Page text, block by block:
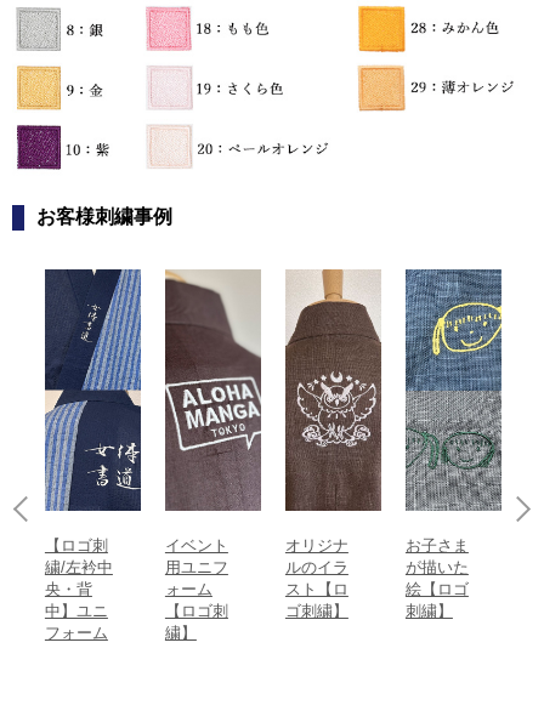
お客様刺繍事例
【ロゴ刺
繍/左衿中
央・背
中】ユニ
フォーム
イベント
用ユニフ
ォーム
【ロゴ刺
繍】
オリジナ
ルのイラ
スト【ロ
ゴ刺繍】
お子さま
が描いた
絵【ロゴ
刺繍】